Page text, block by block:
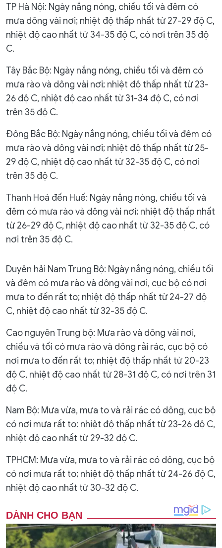
TP Hà Nội: Ngày nắng nóng, chiều tối và đêm có
mưa dông vài nơi; nhiệt độ thấp nhất từ 27-29 độ C,
nhiệt độ cao nhất từ 34-35 độ C, có nơi trên 35 độ
C.
Tây Bắc Bộ: Ngày nắng nóng, chiều tối và đêm có
mưa rào và dông vài nơi; nhiệt độ thấp nhất từ 23-
26 độ C, nhiệt độ cao nhất từ 31-34 độ C, có nơi
trên 35 độ C.
Đông Bắc Bộ: Ngày nắng nóng, chiều tối và đêm có
mưa rào và dông vài nơi; nhiệt độ thấp nhất từ 25-
29 độ C, nhiệt độ cao nhất từ 32-35 độ C, có nơi
trên 35 độ C.
Thanh Hoá đến Huế: Ngày nắng nóng, chiều tối và
đêm có mưa rào và dông vài nơi; nhiệt độ thấp nhất
từ 26-29 độ C, nhiệt độ cao nhất từ 32-35 độ C, có
nơi trên 35 độ C.
Duyên hải Nam Trung Bộ: Ngày nắng nóng, chiều tối
và đêm có mưa rào và dông vài nơi, cục bộ có nơi
mưa to đến rất to; nhiệt độ thấp nhất từ 24-27 độ
C, nhiệt độ cao nhất từ 32-35 độ C.
Cao nguyên Trung bộ: Mưa rào và dông vài nơi,
chiều và tối có mưa rào và dông rải rác, cục bộ có
nơi mưa to đến rất to; nhiệt độ thấp nhất từ 20-23
độ C, nhiệt độ cao nhất từ 28-31 độ C, có nơi trên 31
độ C.
Nam Bộ: Mưa vừa, mưa to và rải rác có dông, cục bộ
có nơi mưa rất to: nhiệt độ thấp nhất từ 23-26 độ C,
nhiệt độ cao nhất từ 29-32 độ C.
TPHCM: Mưa vừa, mưa to và rải rác có dông, cục bộ
có nơi mưa rất to; nhiệt độ thấp nhất từ 24-26 độ C,
nhiệt độ cao nhất từ 30-32 độ C.